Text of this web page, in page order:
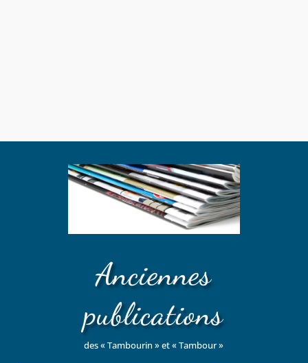
Anciennes
publications
des « Tambourin » et « Tambour »